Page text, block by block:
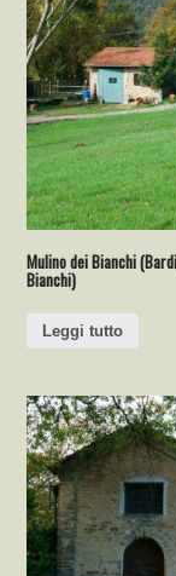
Mulino dei Bianchi
Bianchi)
Leggi tutto